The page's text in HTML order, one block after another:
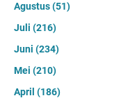
Agustus(51)
Juli (216)
Juni (234)
Mei (210)
April (186)